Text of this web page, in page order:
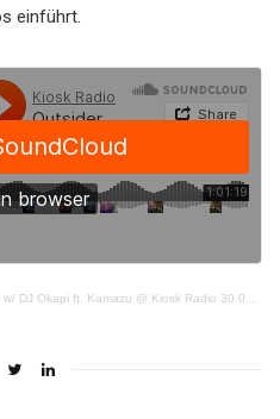
einführt.
Okapi ft. Kamazu @ Kiosk Radio 30.03.2021